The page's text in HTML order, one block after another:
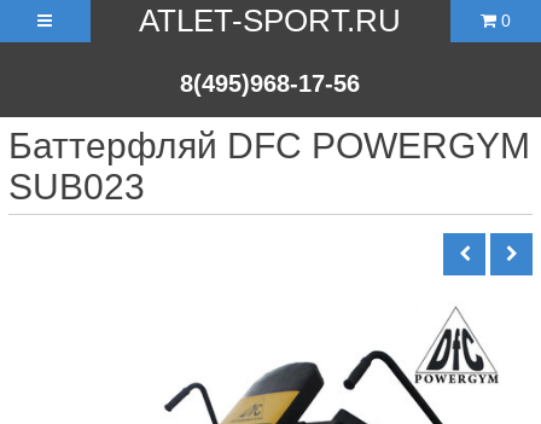
ATLET-SPORT.RU
8(495)968-17-56
0
Баттерфляй DFC POWERGYM
SUB023